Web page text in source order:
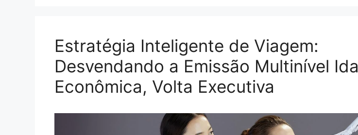
Estratégia Inteligente de Viagem:
Desvendando a Emissão Multinível Ida
Econômica, Volta Executiva